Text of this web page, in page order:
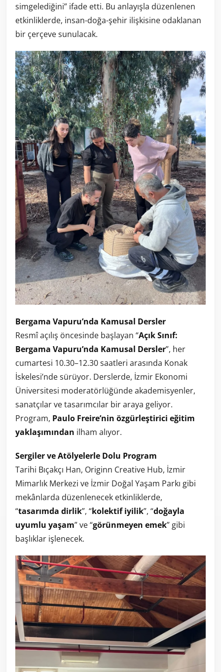
simgelediğini” ifade etti. Bu anlayışla düzenlenen
etkinliklerde, insan-doğa-şehir ilişkisine odaklanan
bir çerçeve sunulacak.
Bergama Vapuru’nda Kamusal Dersler
Resmî açılış öncesinde başlayan “Açık Sınıf:
Bergama Vapuru’nda Kamusal Dersler”, her
cumartesi 10.30–12.30 saatleri arasında Konak
İskelesi’nde sürüyor. Derslerde, İzmir Ekonomi
Üniversitesi moderatörlüğünde akademisyenler,
sanatçılar ve tasarımcılar bir araya geliyor.
Program, Paulo Freire’nin özgürleştirici eğitim
yaklaşımından ilham alıyor.
Sergiler ve Atölyelerle Dolu Program
Tarihi Bıçakçı Han, Originn Creative Hub, İzmir
Mimarlık Merkezi ve İzmir Doğal Yaşam Parkı gibi
mekânlarda düzenlenecek etkinliklerde,
“tasarımda dirlik”, “kolektif iyilik”, “doğayla
uyumlu yaşam” ve “görünmeyen emek” gibi
başlıklar işlenecek.